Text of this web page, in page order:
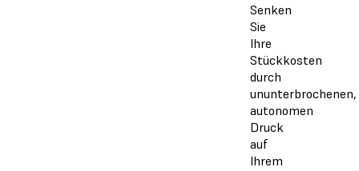
Senken
Sie
Ihre
Stückkosten
durch
ununterbrochenen,
autonomen
Druck
auf
Ihrem